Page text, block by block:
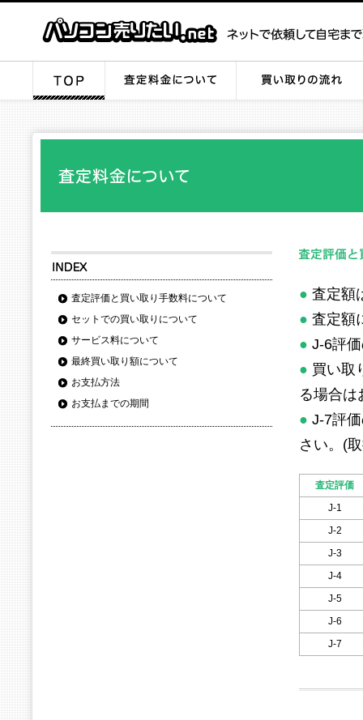
● 査定額
● 査定額
● J-6評
● 買い取
る場合は
● J-7評
さい。(
査定評価
J-1
J-2
J-3
J-4
J-5
J-6
J-7
査定評価と買い取り手数料について
セットでの買い取りについて
サービス料について
最終買い取り額について
お支払方法
お支払までの期間